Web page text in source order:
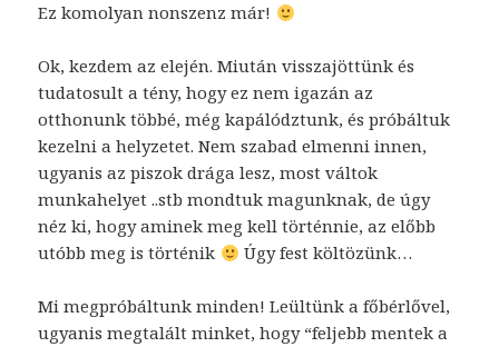
Ez komolyan nonszenz már!
Ok, kezdem az elején. Miután visszajöttünk és
tudatosult a tény, hogy ez nem igazán az
otthonunk többé, még kapálództunk, és próbáltuk
kezelni a helyzetet. Nem szabad elmenni innen,
ugyanis az piszok drága lesz, most váltok
munkahelyet ..stb mondtuk magunknak, de úgy
néz ki, hogy aminek meg kell történnie, az előbb
utóbb meg is történik
Úgy fest költözünk…
Mi megpróbáltunk minden! Leültünk a főbérlővel,
ugyanis megtalált minket, hogy “feljebb mentek a